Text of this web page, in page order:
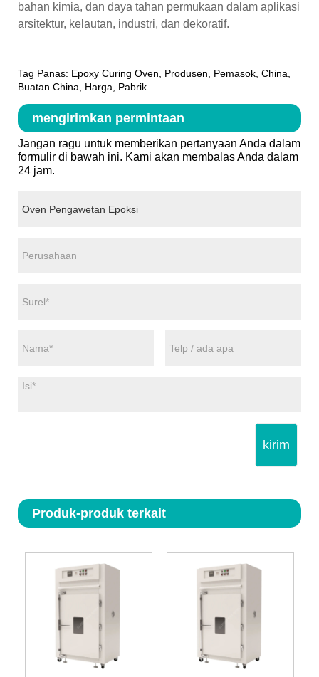
bahan kimia, dan daya tahan permukaan dalam aplikasi
arsitektur, kelautan, industri, dan dekoratif.
Tag Panas: Epoxy Curing Oven, Produsen, Pemasok, China,
Buatan China, Harga, Pabrik
mengirimkan permintaan
Jangan ragu untuk memberikan pertanyaan Anda dalam
formulir di bawah ini. Kami akan membalas Anda dalam
24 jam.
kirim
Produk-produk terkait